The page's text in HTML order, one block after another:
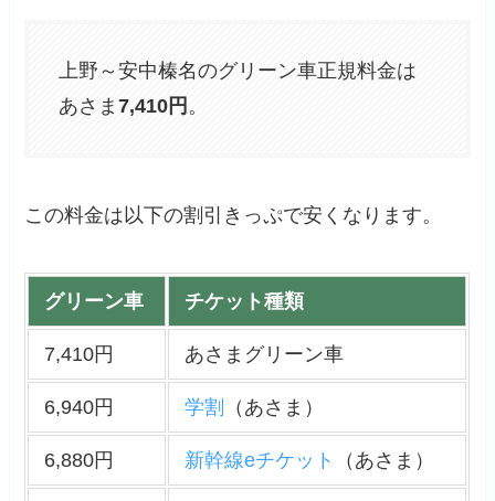
上野～安中榛名のグリーン車正規料金は
あさま7,410 円 。
この料金は以下の割引きっぷで安くなります。
グリーン車 チケット種類
7,410円 あさまグリーン車
6,940円 学割 （あさま）
6,880円 新幹線eチケット （あさま）